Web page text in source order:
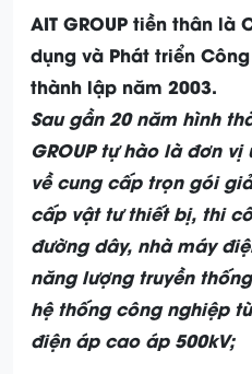
AIT GROUP tiền thân là
dụng và Phát triển
thành lập năm 2003.
Sau gần 20 năm hình
GROUP tự hào là đơn
về cung cấp trọn gói
cấp vật tư thiết bị, thi
đường dây, nhà máy
năng lượng truyền
hệ thống công nghiệp
điện áp cao áp 500kV;